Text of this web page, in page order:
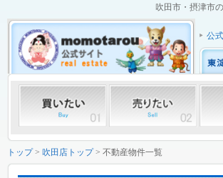
吹田市・摂津市
公
トップ> 吹田店トップ> 不動産物件一覧